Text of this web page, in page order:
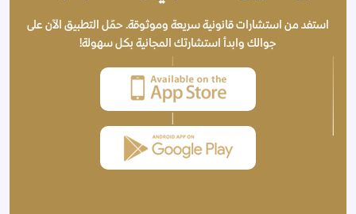
استفد من استشارات قانونية سريعة وموثوقة. حمّل التطبيق الآن على
جوالك وابدأ استشارتك المجانية بكل سهولة!